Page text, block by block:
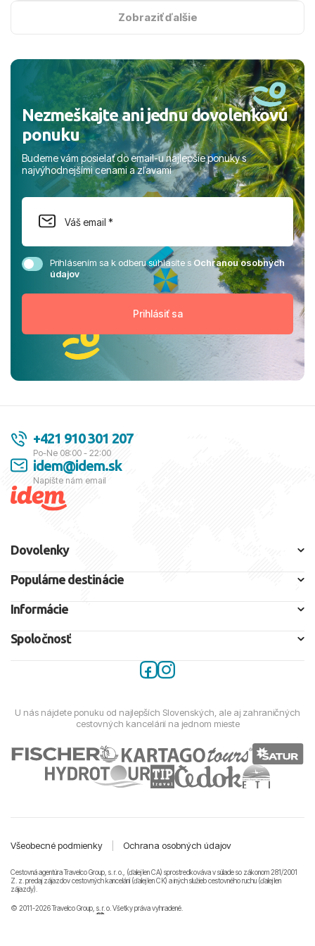
s hviezdičkou. ​Už teraz sa tešíme, kam s nami vyrazíte
Zobraziť ďalšie
Nezmeškajte ani jednu dovolenkovú
ponuku
Budeme vám posielať do email-u najlepšie ponuky s
najvýhodnejšími cenami a zľavami
Prihlásením sa k odberu súhlasíte sOchranou osobných
údajov
+421 910 301 207
Po-Ne 08:00 - 22:00
idem@idem.sk
Napíšte nám email
Dovolenky
Populárne destinácie
Informácie
Spoločnosť
U nás nájdete ponuku od najlepších Slovenských, ale aj zahraničných
cestovných kancelárií na jednom mieste
Všeobecné podmienky Ochrana osobných údajov
Cestovná agentúra Travelco Group, s. r. o., (ďalej len CA) sprostredkováva v súlade so zákonom 281/2001
Z. z. predaj zájazdov cestovných kancelárii (ďalej len CK) a iných služieb cestovného ruchu (ďalej len
zájazdy).
© 2011-2026 Travelco Group, s. r. o. Všetky práva vyhradené.